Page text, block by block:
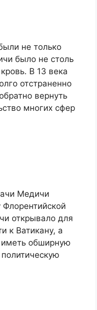
не только
было не столь
В 13 века
отстраненно
вернуть
многих сфер
Медичи
Флорентийской
открывало для
к Ватикану, а
обширную